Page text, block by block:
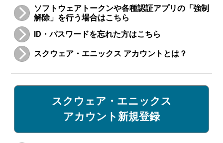
ソフトウェアトークンや各種認証アプリの「強制
解除」を行う場合はこちら
ID・パスワードを忘れた方はこちら
スクウェア・エニックス アカウントとは？
スクウェア・エニックス
アカウント新規登録